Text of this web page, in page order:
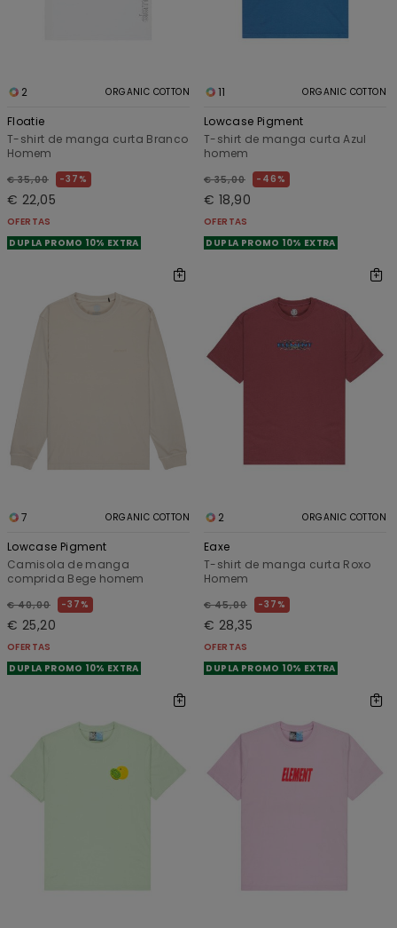
2 ORGANIC COTTON
Floatie
T-shirt de manga curta Branco
Homem
€ 35,00 37%
€ 22,05
OFERTAS
DUPLA PROMO 10% EXTRA
11 ORGANIC COTTON
Lowcase Pigment
T-shirt de manga curta Azul
homem
€ 35,00 46%
€ 18,90
OFERTAS
DUPLA PROMO 10% EXTRA
7 ORGANIC COTTON
Lowcase Pigment
Camisola de manga
comprida Bege homem
€ 40,00 37%
€ 25,20
OFERTAS
DUPLA PROMO 10% EXTRA
2 ORGANIC COTTON
Eaxe
T-shirt de manga curta Roxo
Homem
€ 45,00 37%
€ 28,35
OFERTAS
DUPLA PROMO 10% EXTRA